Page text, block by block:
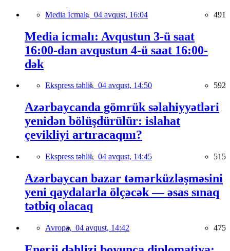
Media İcmalı, 04 avqust, 16:04 491
Media icmalı: Avqustun 3-ü saat
16:00-dan avqustun 4-ü saat 16:00-
dək
Ekspress təhlil, 04 avqust, 14:50 592
Azərbaycanda gömrük səlahiyyətləri
yenidən bölüşdürülür: islahat
çevikliyi artıracaqmı?
Ekspress təhlil, 04 avqust, 14:45 515
Azərbaycan bazar təmərküzləşməsini
yeni qaydalarla ölçəcək — əsas sınaq
tətbiq olacaq
Avropa, 04 avqust, 14:42 475